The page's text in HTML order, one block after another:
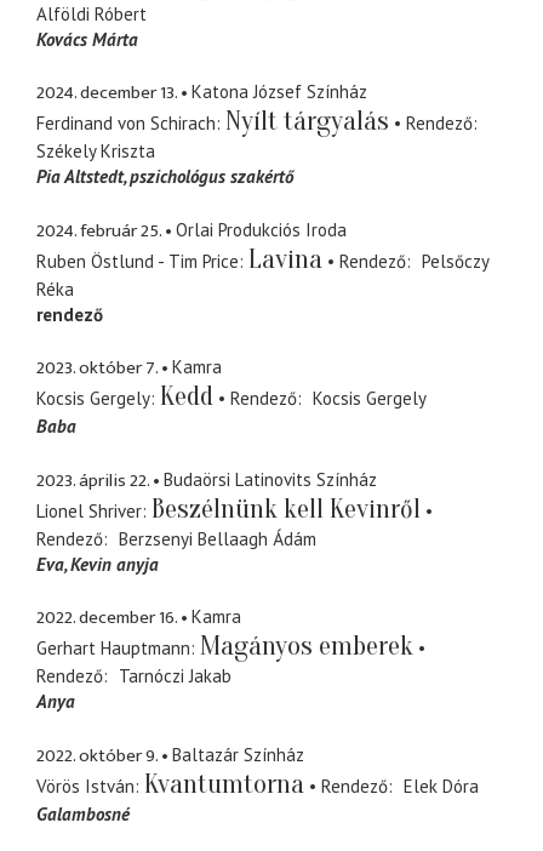
Alföldi Róbert
Kovács Márta
2024. december 13.
Katona József Színház
Ferdinand von Schirach Nyílt tárgyalás
Rendező
Székely Kriszta
Pia Altstedt pszichológus szakértő
2024. február 25.
Orlai Produkciós Iroda
Ruben Östlund - Tim Price Lavina Rendező
Pelsőczy
Réka
rendező
2023. október 7.
Kamra
Kocsis Gergely Kedd Rendező
Kocsis Gergely
Baba
2023. április 22.
Budaörsi Latinovits Színház
Lionel Shriver Beszélnünk kell Kevinről
Rendező
Berzsenyi Bellaagh Ádám
Eva Kevin anyja
2022. december 16.
Kamra
Gerhart Hauptmann Magányos emberek
Rendező
Tarnóczi Jakab
Anya
2022. október 9.
Baltazár Színház
Vörös István Kvantumtorna Rendező
Elek Dóra
Galambosné